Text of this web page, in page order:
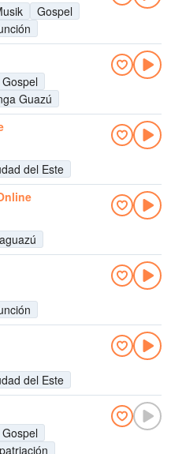
Gospel
Gospel
Guazú
del Este
del Este
Gospel